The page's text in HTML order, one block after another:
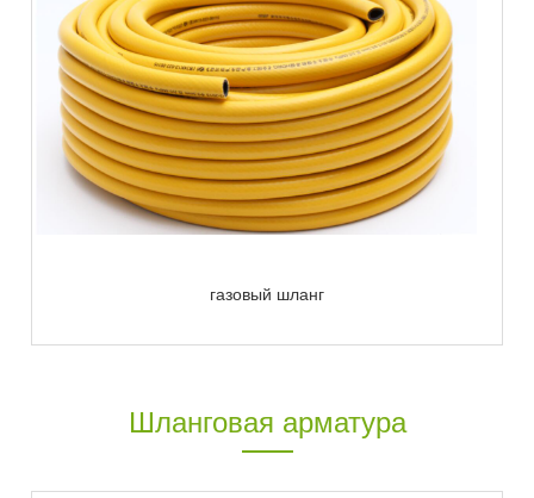
газовый шланг
Шланговая арматура